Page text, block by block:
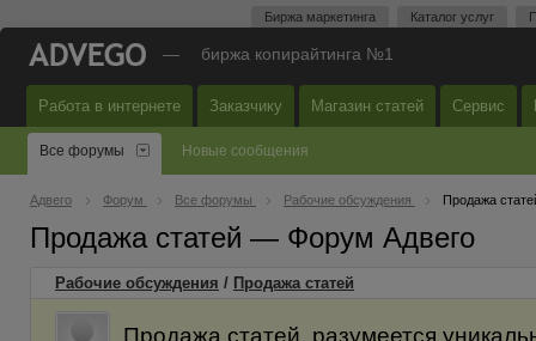
Биржа маркетинга Каталог услуг
— биржа копирайтинга №1
Работа в интернете Заказчику Магазин статей Сервис
Все форумы Новые сообщения
Адвего Форум Все форумы Рабочие обсуждения Продажа
Продажа статей — Форум Адвего
Рабочие обсуждения / Продажа статей
Продажа статей, разумеется